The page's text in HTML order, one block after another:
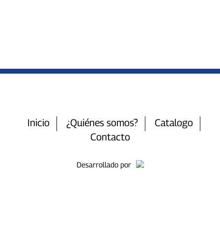
Inicio ¿Quiénes somos?
Catalogo
Contacto
Desarrollado por